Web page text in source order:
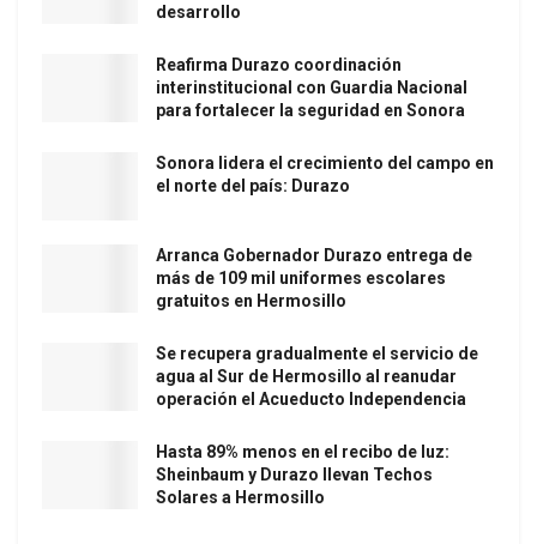
desarrollo
Reafirma Durazo coordinación
interinstitucional con Guardia Nacional
para fortalecer la seguridad en Sonora
Sonora lidera el crecimiento del campo en
el norte del país: Durazo
Arranca Gobernador Durazo entrega de
más de 109 mil uniformes escolares
gratuitos en Hermosillo
Se recupera gradualmente el servicio de
agua al Sur de Hermosillo al reanudar
operación el Acueducto Independencia
Hasta 89% menos en el recibo de luz:
Sheinbaum y Durazo llevan Techos
Solares a Hermosillo